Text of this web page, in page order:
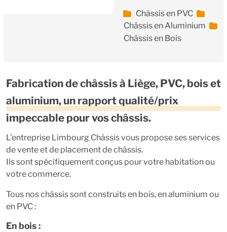
Châssis en PVC
Châssis en Aluminium
Châssis en Bois
Fabrication de châssis à Liège, PVC, bois et
aluminium, un rapport qualité/prix
impeccable pour vos châssis.
L’entreprise Limbourg Châssis vous propose ses services
de vente et de placement de châssis.
Ils sont spécifiquement conçus pour votre habitation ou
votre commerce.
Tous nos châssis sont construits en bois, en aluminium ou
en PVC :
En bois :